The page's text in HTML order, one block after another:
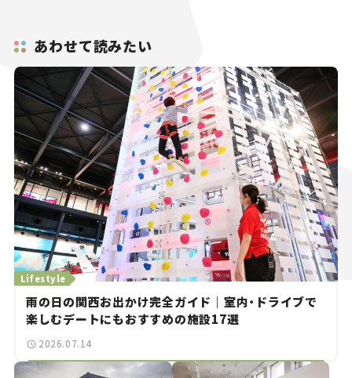
あわせて読みたい
Lifestyle
雨の日の関西お出かけ完全ガイド｜室内・ドライブで
楽しむデートにもおすすめの施設17選
2026.07.14